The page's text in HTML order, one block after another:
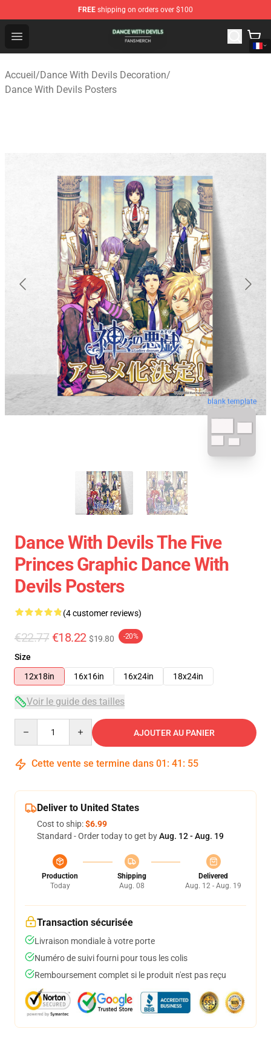
FREE shipping on orders over $100
Open menu
Dance With Devils Shop - Official Dance With Devils
Accueil/Dance With Devils Decoration/
Dance With Devils Posters
blank template
Dance With Devils The Five
Princes Graphic Dance With
Devils Posters
(4 customer reviews)
€22.77 €18.22 $19.80 -20%
Size
12x18in
16x16in 16x24in 18x24in
Voir le guide des tailles
AJOUTER AU PANIER
Cette vente se termine dans 01 : 41 : 54
Deliver to United States
Cost to ship:$6.99
Standard - Order today to get byAug. 12 - Aug. 19
Production
Today
Shipping
Aug. 08
Delivered
Aug. 12 - Aug. 19
Transaction sécurisée
Livraison mondiale à votre porte
Numéro de suivi fourni pour tous les colis
Remboursement complet si le produit n'est pas reçu